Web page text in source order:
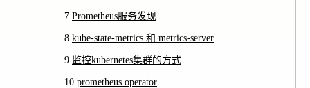
7.Prometheus服务发现
8.kube-state-metrics 和 metrics-server
9.监控kubernetes集群的方式
10.prometheus operator